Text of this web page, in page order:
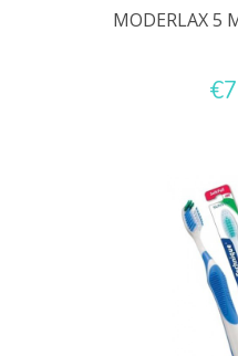
MODERLAX 5